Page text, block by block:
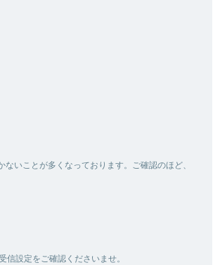
いことが多くなっております。ご確認のほど、
信設定をご確認くださいませ。